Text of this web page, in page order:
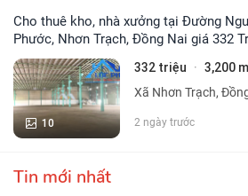
Cho thuê kho, nhà xưởng tại Đường Nguyễn Ái Quốc, Hiệp
Phước, Nhơn Trạch, Đồng Nai giá 332
10
332 triệu · 3,200
Xã Nhơn Trạch,
2 ngày trước
Tin mới nhất